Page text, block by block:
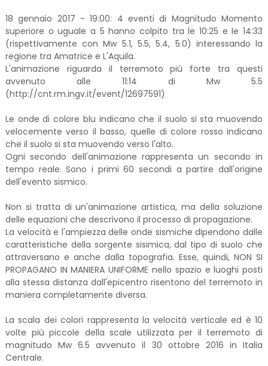
18 gennaio 2017 - 19:00: 4 eventi di Magnitudo Momento
superiore o uguale a 5 hanno colpito tra le 10:25 e le 14:33
(rispettivamente con Mw 5.1, 5.5, 5.4, 5.0) interessando la
regione tra Amatrice e L'Aquila.
L'animazione riguarda il terremoto più forte tra questi
avvenuto alle 11:14 di Mw 5.5
(http://cnt.rm.ingv.it/event/12697591)
Le onde di colore blu indicano che il suolo si sta muovendo
velocemente verso il basso, quelle di colore rosso indicano
che il suolo si sta muovendo verso l'alto.
Ogni secondo dell'animazione rappresenta un secondo in
tempo reale. Sono i primi 60 secondi a partire dall'origine
dell'evento sismico.
Non si tratta di un'animazione artistica, ma della soluzione
delle equazioni che descrivono il processo di propagazione.
La velocità e l'ampiezza delle onde sismiche dipendono dalle
caratteristiche della sorgente sisimica, dal tipo di suolo che
attraversano e anche dalla topografia. Esse, quindi, NON SI
PROPAGANO IN MANIERA UNIFORME nello spazio e luoghi posti
alla stessa distanza dall'epicentro risentono del terremoto in
maniera completamente diversa.
La scala dei colori rappresenta la velocità verticale ed è 10
volte più piccole della scale utilizzata per il terremoto di
magnitudo Mw 6.5 avvenuto il 30 ottobre 2016 in Italia
Centrale.